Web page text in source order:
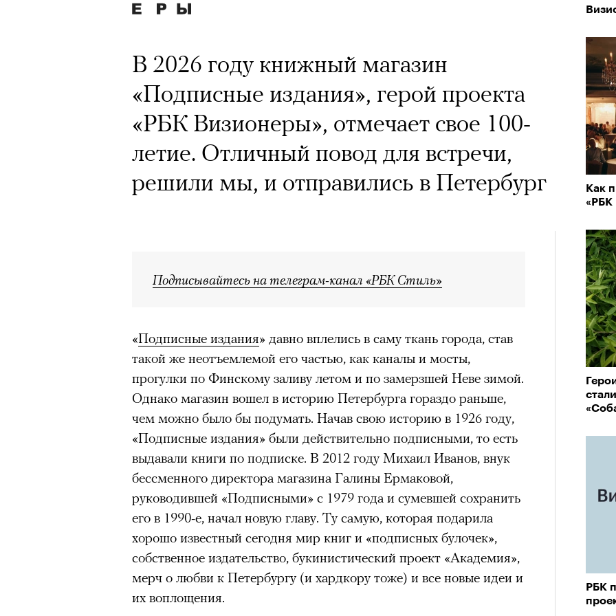
Как
«РБК
РБК
В 2026 году книжный магазин
«Подписные издания», герой проекта
«РБК Визионеры», отмечает свое 100-
летие. Отличный повод для встречи,
решили мы, и отправились в Петербург
Подписывайтесь на телеграм-канал «РБК Стиль»
«Подписные издания» давно вплелись в саму ткань города, став
такой же неотъемлемой его частью, как каналы и мосты,
прогулки по Финскому заливу летом и по замерзшей Неве зимой.
Однако магазин вошел в историю Петербурга гораздо раньше,
чем можно было бы подумать. Начав свою историю в 1926 году,
«Подписные издания» были действительно подписными, то есть
выдавали книги по подписке. В 2012 году Михаил Иванов, внук
бессменного директора магазина Галины Ермаковой,
руководившей «Подписными» с 1979 года и сумевшей сохранить
его в 1990-е, начал новую главу. Ту самую, которая подарила
хорошо известный сегодня мир книг и «подписных булочек»,
собственное издательство, букинистический проект «Академия»,
мерч о любви к Петербургу (и хардкору тоже) и все новые идеи и
их воплощения.
темы
Подписывайтесь на телеграм-канал «РБК Стиль»
Ретроспектива «Красное и черное: голливудские левые и черный
«Зеленые глаза» Фанни Лиатар и Жереми
Труиля
Фестиваль открылся с намеком на политическую актуальность —
показом на огромном экране Пьяццы Гранде
камерного французского фильма «Зеленые глаза» (Les Yeux
Verts) режиссерского дуэта Фанни Лиатар и Жереми Труиля.
Прошлая их кинолента «Гагарин» — отнюдь не байопик первого
космонавта в мире, а хроника сноса многоквартирного
комплекса на парижской окраине, которому было присвоено его
имя.
Новый фильм уступает «Гагарину» в оригинальности: мы уже